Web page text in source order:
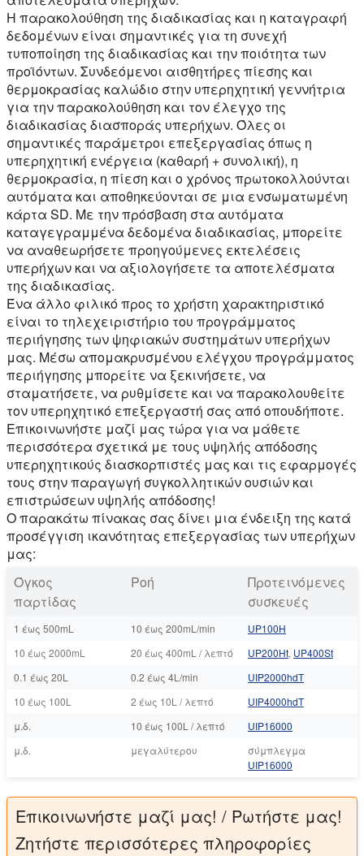
Η παρακολούθηση της διαδικασίας και η καταγραφή
δεδομένων είναι σημαντικές για τη συνεχή
τυποποίηση της διαδικασίας και την ποιότητα των
προϊόντων. Συνδεόμενοι αισθητήρες πίεσης και
θερμοκρασίας καλώδιο στην υπερηχητική γεννήτρια
για την παρακολούθηση και τον έλεγχο της
διαδικασίας διασποράς υπερήχων. Όλες οι
σημαντικές παράμετροι επεξεργασίας όπως η
υπερηχητική ενέργεια (καθαρή + συνολική), η
θερμοκρασία, η πίεση και ο χρόνος πρωτοκολλούνται
αυτόματα και αποθηκεύονται σε μια ενσωματωμένη
κάρτα SD. Με την πρόσβαση στα αυτόματα
καταγεγραμμένα δεδομένα διαδικασίας, μπορείτε
να αναθεωρήσετε προηγούμενες εκτελέσεις
υπερήχων και να αξιολογήσετε τα αποτελέσματα
της διαδικασίας.
Ένα άλλο φιλικό προς το χρήστη χαρακτηριστικό
είναι το τηλεχειριστήριο του προγράμματος
περιήγησης των ψηφιακών συστημάτων υπερήχων
μας. Μέσω απομακρυσμένου ελέγχου προγράμματος
περιήγησης μπορείτε να ξεκινήσετε, να
σταματήσετε, να ρυθμίσετε και να παρακολουθείτε
τον υπερηχητικό επεξεργαστή σας από οπουδήποτε.
Επικοινωνήστε μαζί μας τώρα για να μάθετε
περισσότερα σχετικά με τους υψηλής απόδοσης
υπερηχητικούς διασκορπιστές μας και τις εφαρμογές
τους στην παραγωγή συγκολλητικών ουσιών και
επιστρώσεων υψηλής απόδοσης!
Ο παρακάτω πίνακας σας δίνει μια ένδειξη της κατά
προσέγγιση ικανότητας επεξεργασίας των υπερήχων
μας:
Όγκος
παρτίδας
Ροή
Προτεινόμενες
συσκευές
1 έως 500mL 10 έως 200mL/min
UP100Η
10 έως 2000mL
20 έως 400mL / λεπτό UP200Ht, UP400St
0.1 έως 20L
0.2 έως 4L/min
UIP2000hdT
10 έως 100L
2 έως 10L / λεπτό
UIP4000hdT
μ.δ.
10 έως 100L / λεπτό
UIP16000
μ.δ.
μεγαλύτερου
σύμπλεγμα
UIP16000
Επικοινωνήστε μαζί μας! / Ρωτήστε μας!
Ζητήστε περισσότερες πληροφορίες